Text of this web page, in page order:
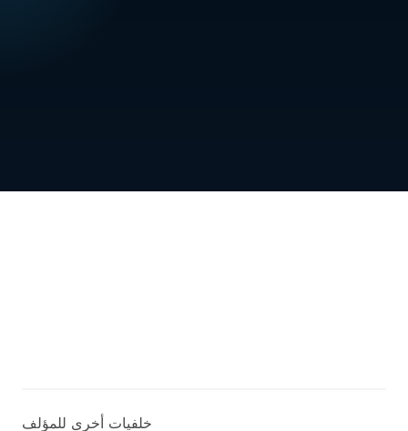
خلفيات أخرى للمؤلف